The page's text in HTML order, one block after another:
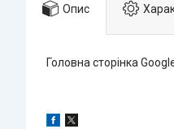
Опис
Головна сторінка